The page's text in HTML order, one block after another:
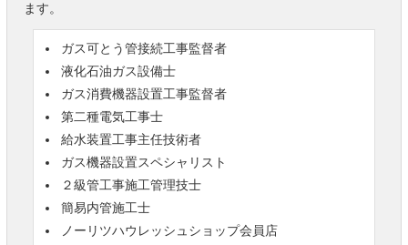
ます。
ガス可とう管接続工事監督者
液化石油ガス設備士
ガス消費機器設置工事監督者
第二種電気工事士
給水装置工事主任技術者
ガス機器設置スペシャリスト
２級管工事施工管理技士
簡易内管施工士
ノーリツハウレッシュショップ会員店